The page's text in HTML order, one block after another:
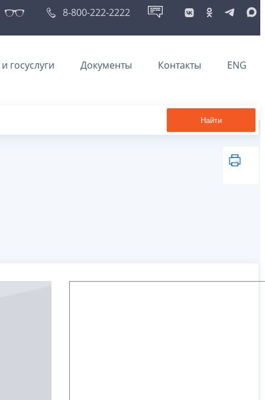
8-800-222-2222
госуслуги Документы Контакты ENG
Найти